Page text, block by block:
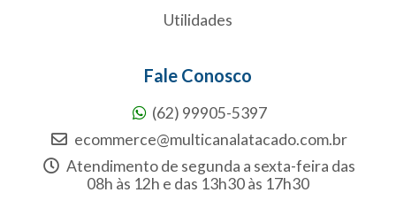
Utilidades
Fale Conosco
(62) 99905-5397
ecommerce@multicanalatacado.com.br
Atendimento de segunda a sexta-feira das
08h às 12h e das 13h30 às 17h30